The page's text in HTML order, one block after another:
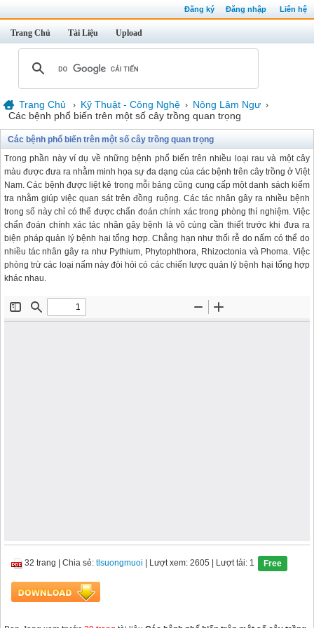
Đăng ký Đăng nhập Liên hệ
Trang Chủ Tài Liệu Upload
Trang Chủ › Kỹ Thuật - Công Nghệ › Nông Lâm Ngư ›
Các bệnh phổ biến trên một số cây trồng quan trọng
Các bệnh phổ biến trên một số cây trồng quan trọng
Trong phần này ví dụ về những bệnh phổ biến trên nhiều loại rau và một cây
màu được đưa ra nhằm minh họa sự đa dạng của các bệnh trên cây trồng ở Việt
Nam. Các bệnh được liệt kê trong mỗi bảng cũng cung cấp một danh sách kiểm
tra nhằm giúp việc quan sát trên đồng ruộng. Các tác nhân gây ra nhiều bệnh
trong số này chỉ có thể được chẩn đoán chính xác trong phòng thí nghiệm. Việc
chẩn đoán chính xác tác nhân gây bệnh là vô cùng cần thiết trước khi đưa ra
biện pháp quản lý bệnh hại tổng hợp. Chẳng hạn như thối rễ do nấm có thể do
nhiều tác nhân gây ra như Pythium, Phytophthora, Rhizoctonia và Phoma. Việc
phòng trừ các loại nấm này đòi hỏi có các chiến lược quản lý bệnh hại tổng hợp
khác nhau.
32 trang Chia sẻ: tlsuongmuoi | Lượt xem: 2605 | Lượt tải: 1 Free